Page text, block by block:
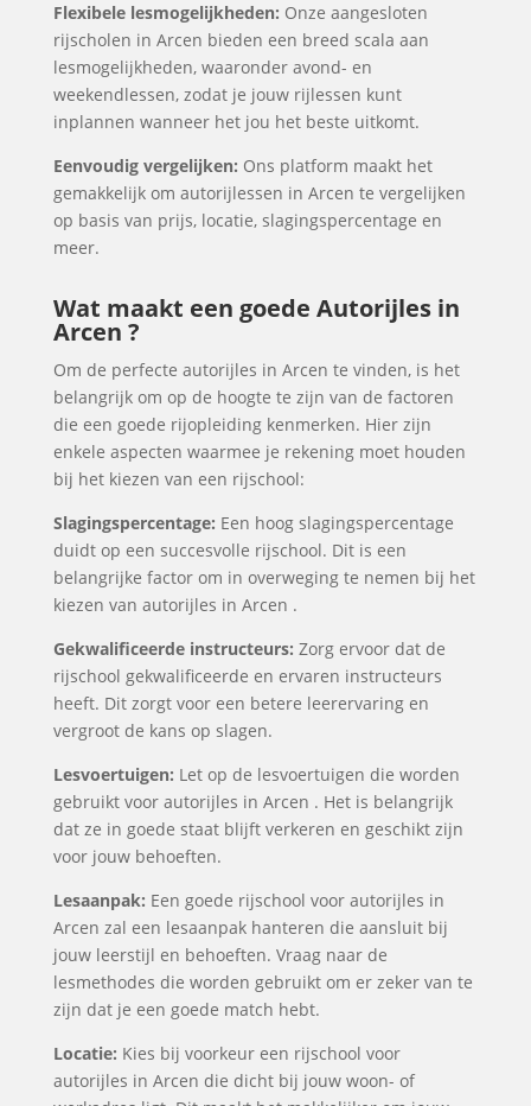
Flexibele lesmogelijkheden: Onze aangesloten
rijscholen in Arcen bieden een breed scala aan
lesmogelijkheden, waaronder avond- en
weekendlessen, zodat je jouw rijlessen kunt
inplannen wanneer het jou het beste uitkomt.
Eenvoudig vergelijken: Ons platform maakt het
gemakkelijk om autorijlessen in Arcen te vergelijken
op basis van prijs, locatie, slagingspercentage en
meer.
Wat maakt een goede Autorijles in
Arcen ?
Om de perfecte autorijles in Arcen te vinden, is het
belangrijk om op de hoogte te zijn van de factoren
die een goede rijopleiding kenmerken. Hier zijn
enkele aspecten waarmee je rekening moet houden
bij het kiezen van een rijschool:
Slagingspercentage: Een hoog slagingspercentage
duidt op een succesvolle rijschool. Dit is een
belangrijke factor om in overweging te nemen bij het
kiezen van autorijles in Arcen .
Gekwalificeerde instructeurs: Zorg ervoor dat de
rijschool gekwalificeerde en ervaren instructeurs
heeft. Dit zorgt voor een betere leerervaring en
vergroot de kans op slagen.
Lesvoertuigen: Let op de lesvoertuigen die worden
gebruikt voor autorijles in Arcen . Het is belangrijk
dat ze in goede staat blijft verkeren en geschikt zijn
voor jouw behoeften.
Lesaanpak: Een goede rijschool voor autorijles in
Arcen zal een lesaanpak hanteren die aansluit bij
jouw leerstijl en behoeften. Vraag naar de
lesmethodes die worden gebruikt om er zeker van te
zijn dat je een goede match hebt.
Locatie: Kies bij voorkeur een rijschool voor
autorijles in Arcen die dicht bij jouw woon- of